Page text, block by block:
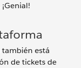
también está
de tickets de